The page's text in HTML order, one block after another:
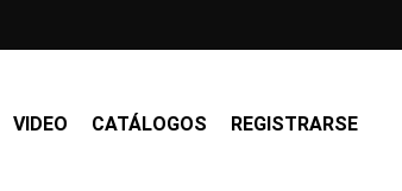
VIDEO CATÁLOGOS REGISTRARSE